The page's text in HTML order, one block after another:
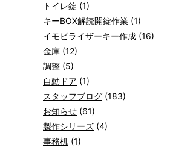
トイレ錠 (1)
キーBOX解読開錠作業 (1)
イモビライザーキー作成 (16)
金庫 (12)
調整 (5)
自動ドア (1)
スタッフブログ (183)
お知らせ (61)
製作シリーズ (4)
事務机 (1)